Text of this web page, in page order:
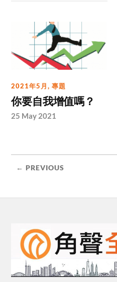
2021年5月,專題
你要自我增值嗎？
25 May 2021
← PREVIOUS